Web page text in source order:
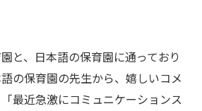
と、日本語の保育園に通っており
の保育園の先生から、嬉しいコメ
最近急激にコミュニケーションス